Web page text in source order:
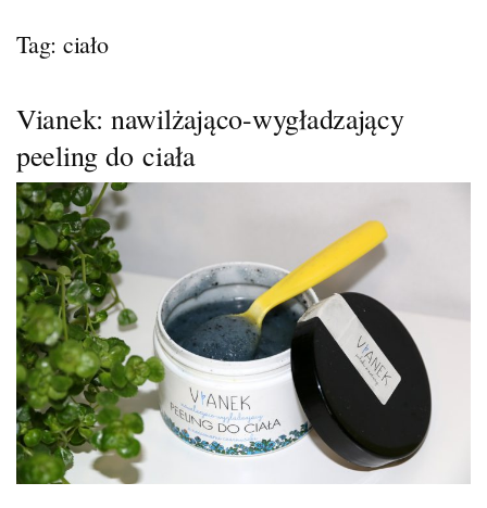
Tag: ciało
Vianek: nawilżająco-wygładzający
peeling do ciała